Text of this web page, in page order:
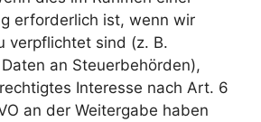
erforderlich ist, wenn wir
verpflichtet sind (z. B.
an Steuerbehörden),
Interesse nach Art. 6
an der Weitergabe haben